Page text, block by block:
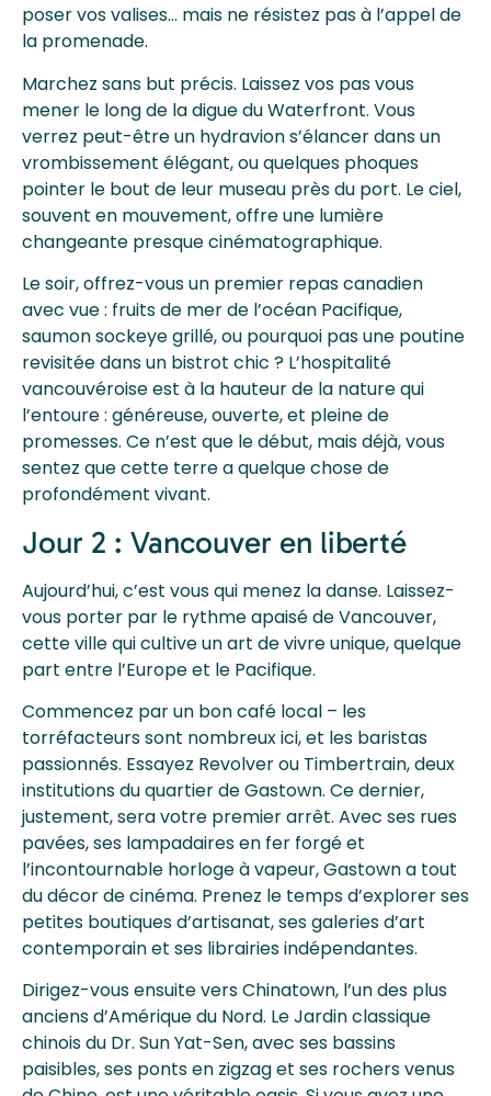
poser vos valises… mais ne résistez pas à l’appel de
la promenade.
Marchez sans but précis. Laissez vos pas vous
mener le long de la digue du Waterfront. Vous
verrez peut-être un hydravion s’élancer dans un
vrombissement élégant, ou quelques phoques
pointer le bout de leur museau près du port. Le ciel,
souvent en mouvement, offre une lumière
changeante presque cinématographique.
Le soir, offrez-vous un premier repas canadien
avec vue : fruits de mer de l’océan Pacifique,
saumon sockeye grillé, ou pourquoi pas une poutine
revisitée dans un bistrot chic ? L’hospitalité
vancouvéroise est à la hauteur de la nature qui
l’entoure : généreuse, ouverte, et pleine de
promesses. Ce n’est que le début, mais déjà, vous
sentez que cette terre a quelque chose de
profondément vivant.
Jour 2 : Vancouver en liberté
Aujourd’hui, c’est vous qui menez la danse. Laissez-
vous porter par le rythme apaisé de Vancouver,
cette ville qui cultive un art de vivre unique, quelque
part entre l’Europe et le Pacifique.
Commencez par un bon café local – les
torréfacteurs sont nombreux ici, et les baristas
passionnés. Essayez Revolver ou Timbertrain, deux
institutions du quartier de Gastown. Ce dernier,
justement, sera votre premier arrêt. Avec ses rues
pavées, ses lampadaires en fer forgé et
l’incontournable horloge à vapeur, Gastown a tout
du décor de cinéma. Prenez le temps d’explorer ses
petites boutiques d’artisanat, ses galeries d’art
contemporain et ses librairies indépendantes.
Dirigez-vous ensuite vers Chinatown, l’un des plus
anciens d’Amérique du Nord. Le Jardin classique
chinois du Dr. Sun Yat-Sen, avec ses bassins
paisibles, ses ponts en zigzag et ses rochers venus